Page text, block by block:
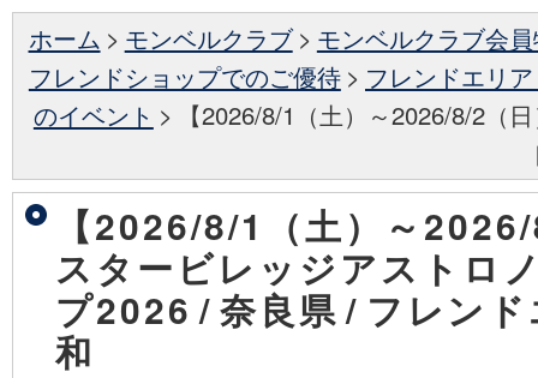
ホーム > モンベルクラブ > モンベルクラブ会
フレンドショップでのご優待 > フレンドエリ
のイベント >
【2026/8/1（土）～2026/8/2（
【2026/8/1（土）～
スタービレッジアストロ
プ2026 /奈良県/ フレン
和